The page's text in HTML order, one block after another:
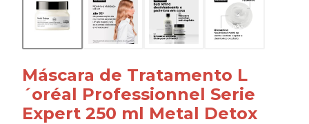
Máscara de Tratamento L
´oréal Professionnel Serie
Expert 250 ml Metal Detox